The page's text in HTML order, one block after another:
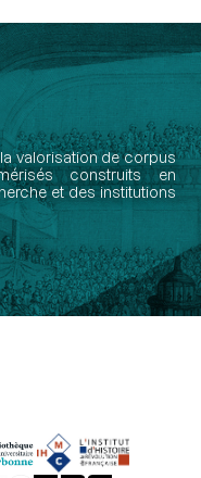
valorisation de corpus
construits en
et des institutions